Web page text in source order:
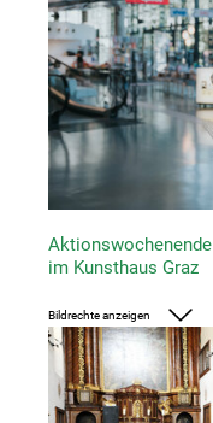
Aktionswochenende
im Kunsthaus Graz
Bildrechte anzeigen
Foto: Julia Dachs, createju.com